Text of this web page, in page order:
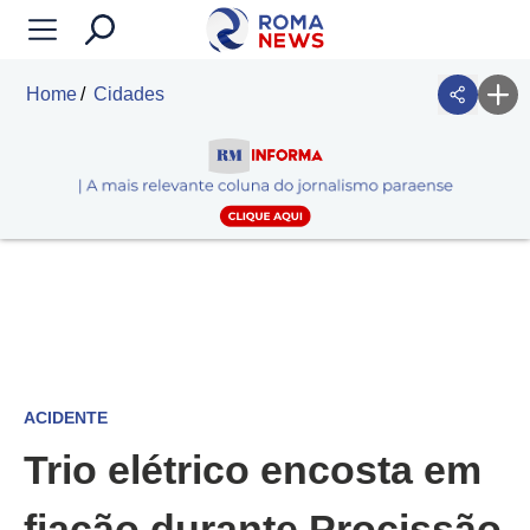
Home Cidades
ACIDENTE
Trio elétrico encosta em